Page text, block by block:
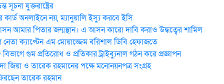
সূচনা যুক্তরাষ্ট্রের
কার্ড অনলাইনে নয়, ম্যানুয়ালি ইস্যু করবে ইসি
আমার পিতার জন্মস্থান। এ আসন কারো দাবি করাও উদ্ধত্বের শামিল
ক্যাপ্টেন এম মোয়াজ্জেম বরিশাল ডিবি হেফাজতে
গুম প্রতিরোধ ও প্রতিকার ট্রাইব্যুনাল গঠন করে প্রজ্ঞাপন
জিয়া ও তারেক রহমানের পক্ষে মনোনয়নপত্র সংগ্রহ
তারেক রহমান